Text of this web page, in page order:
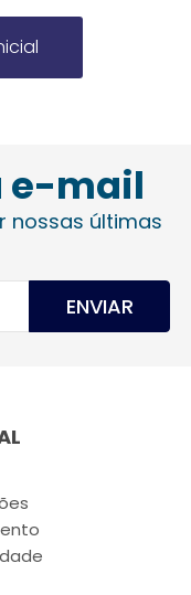
e-mail
nossas últimas
ENVIAR